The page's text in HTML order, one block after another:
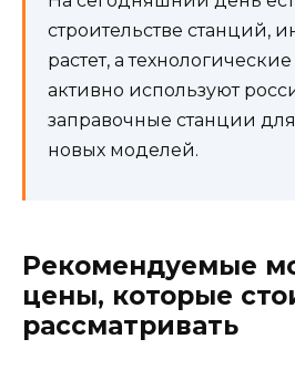
строительстве станций,
растет, а
активно используют
заправочные станции
новых моделей.
Рекомендуемые
цены, которые
рассматривать